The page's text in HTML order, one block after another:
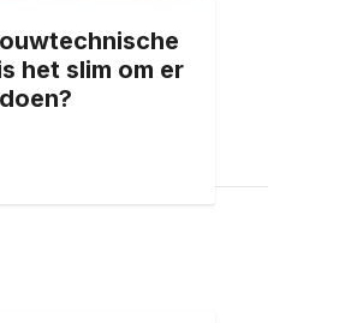
het slim om er